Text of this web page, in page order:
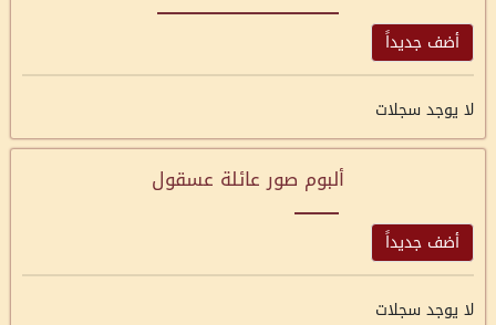
أضف جديداً
لا يوجد سجلات
ألبوم صور عائلة عسقول
أضف جديداً
لا يوجد سجلات